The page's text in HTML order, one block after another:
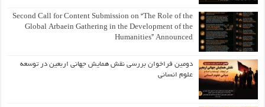
Second Call for Content Submission on “The Role of the
Global Arbaein Gathering in the Development of the
Humanities” Announced
دومین فراخوان بررسی نقش همایش جهانی اربعین در توسعه
علوم انسانی